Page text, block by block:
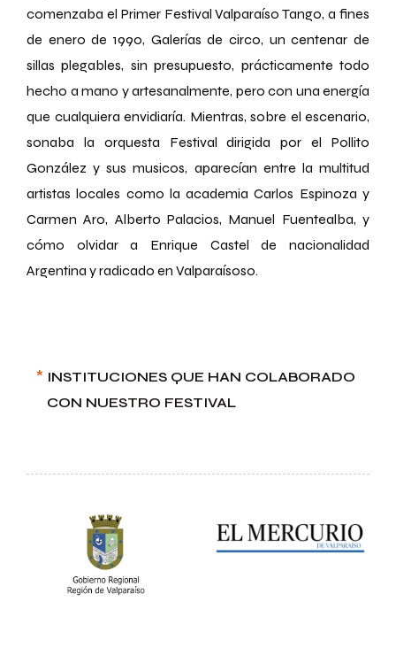
comenzaba el Primer Festival Valparaíso Tango, a fines
de enero de 1990, Galerías de circo, un centenar de
sillas plegables, sin presupuesto, prácticamente todo
hecho a mano y artesanalmente, pero con una energía
que cualquiera envidiaría. Mientras, sobre el escenario,
sonaba la orquesta Festival dirigida por el Pollito
González y sus musicos, aparecían entre la multitud
artistas locales como la academia Carlos Espinoza y
Carmen Aro, Alberto Palacios, Manuel Fuentealba, y
cómo olvidar a Enrique Castel de nacionalidad
Argentina y radicado en Valparaísoso.
* INSTITUCIONES QUE HAN COLABORADO
CON NUESTRO FESTIVAL